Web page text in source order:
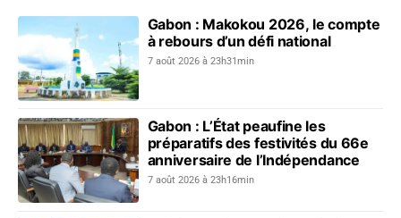
Gabon : Makokou 2026, le compte
à rebours d’un défi national
7 août 2026 à 23h31min
Gabon : L’État peaufine les
préparatifs des festivités du 66e
anniversaire de l’Indépendance
7 août 2026 à 23h16min